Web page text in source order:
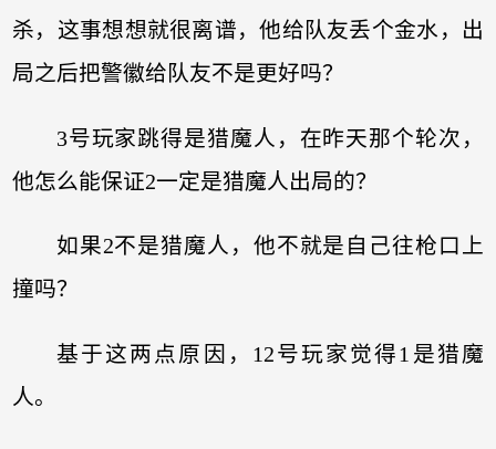
杀，这事想想就很离谱，他给队友丢个金水，出
局之后把警徽给队友不是更好吗？
3号玩家跳得是猎魔人，在昨天那个轮次，
他怎么能保证2一定是猎魔人出局的？
如果2不是猎魔人，他不就是自己往枪口上
撞吗？
基于这两点原因，12号玩家觉得1是猎魔
人。